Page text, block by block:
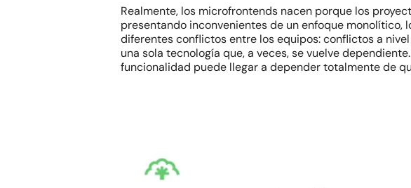
Realmente, los microfrontends nacen porque los
presentando inconvenientes de un enfoque
diferentes conflictos entre los equipos: conflictos a
una sola tecnología que, a veces, se vuelve
funcionalidad puede llegar a depender totalmente de